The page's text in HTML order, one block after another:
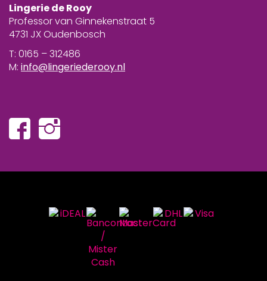
Lingerie de Rooy
Professor van Ginnekenstraat 5
4731 JX Oudenbosch
T: 0165 – 312486
M: info@lingeriederooy.nl